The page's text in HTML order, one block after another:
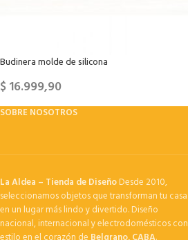
Budinera molde de silicona
$16.999,90
SOBRE NOSOTROS
La Aldea – Tienda de DiseñoDesde 2010,
seleccionamos objetos que transforman tu casa
en un lugar más lindo y divertido. Diseño
nacional, internacional y electrodomésticos con